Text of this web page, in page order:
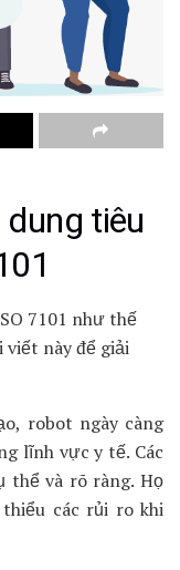
dung tiêu
7101 như thế
viết này để giải
robot ngày càng
lĩnh vực y tế. Các
thể và rõ ràng. Họ
các rủi ro khi